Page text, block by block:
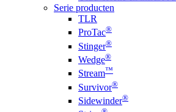
Serie producten
TLR
ProTac®
Stinger®
Wedge®
Stream™
Survivor®
Sidewinder®